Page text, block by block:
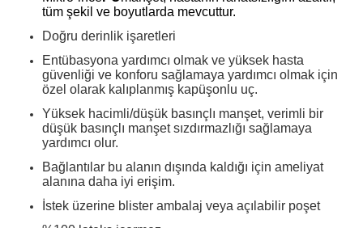
tüm şekil ve boyutlarda mevcuttur.
Doğru derinlik işaretleri
Entübasyona yardımcı olmak ve yüksek hasta
güvenliği ve konforu sağlamaya yardımcı olmak için
özel olarak kalıplanmış kapüşonlu uç.
Yüksek hacimli/düşük basınçlı manşet, verimli bir
düşük basınçlı manşet sızdırmazlığı sağlamaya
yardımcı olur.
Bağlantılar bu alanın dışında kaldığı için ameliyat
alanına daha iyi erişim.
İstek üzerine blister ambalaj veya açılabilir poşet